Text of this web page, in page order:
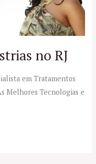
no RJ
em Tratamentos
Melhores Tecnologias e